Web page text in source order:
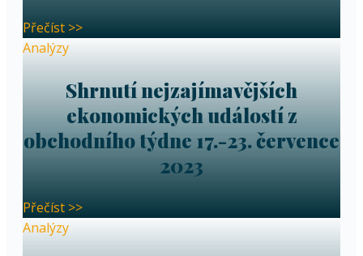
Přečíst >>
Analýzy
Shrnutí nejzajímavějších
ekonomických událostí z
obchodního týdne 17.-23. července
2023
Přečíst >>
Analýzy